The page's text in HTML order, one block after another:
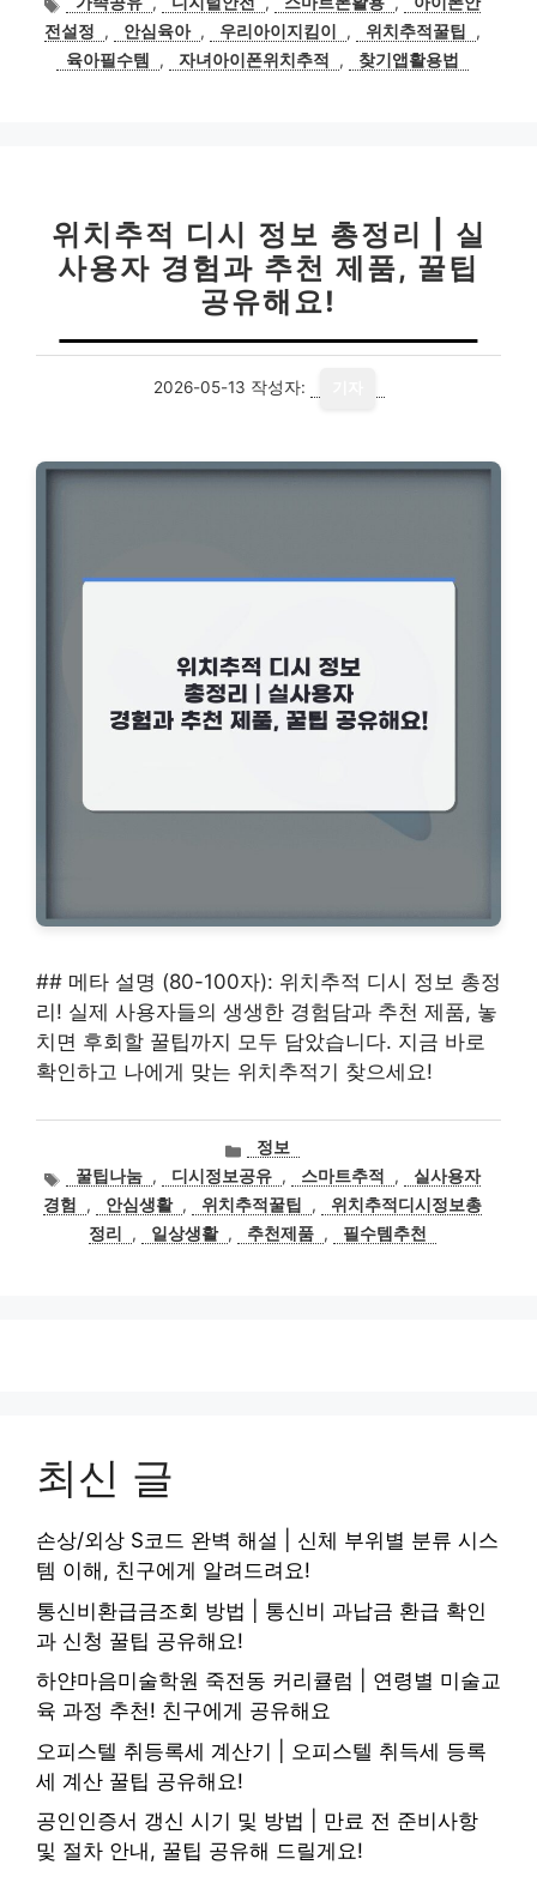
고
리
그
전설정
, 안심육아 , 우리아이지킴이 , 위치추적꿀팁
,
육아필수템
, 자녀아이폰위치추적 , 찾기앱활용법
위치추적 디시 정보 총정리 | 실
사용자 경험과 추천 제품, 꿀팁
공유해요!
2026-05-13 작성자:
## 메타 설명 (80-100자): 위치추적 디시 정보 총정
리! 실제 사용자들의 생생한 경험담과 추천 제품, 놓
치면 후회할 꿀팁까지 모두 담았습니다. 지금 바로
확인하고 나에게 맞는 위치추적기 찾으세요!
카
테
고
리
정보
태
그
꿀팁나눔 , 디시정보공유 , 스마트추적 ,
실사용자
경험
, 안심생활 , 위치추적꿀팁 ,
위치추적디시정보총
정리
, 일상생활 , 추천제품 , 필수템추천
최신 글
손상/외상 S코드 완벽 해설 | 신체 부위별 분류 시스
템 이해, 친구에게 알려드려요!
통신비환급금조회 방법 | 통신비 과납금 환급 확인
과 신청 꿀팁 공유해요!
하얀마음미술학원 죽전동 커리큘럼 | 연령별 미술교
육 과정 추천! 친구에게 공유해요
오피스텔 취등록세 계산기 | 오피스텔 취득세 등록
세 계산 꿀팁 공유해요!
공인인증서 갱신 시기 및 방법 | 만료 전 준비사항
및 절차 안내, 꿀팁 공유해 드릴게요!